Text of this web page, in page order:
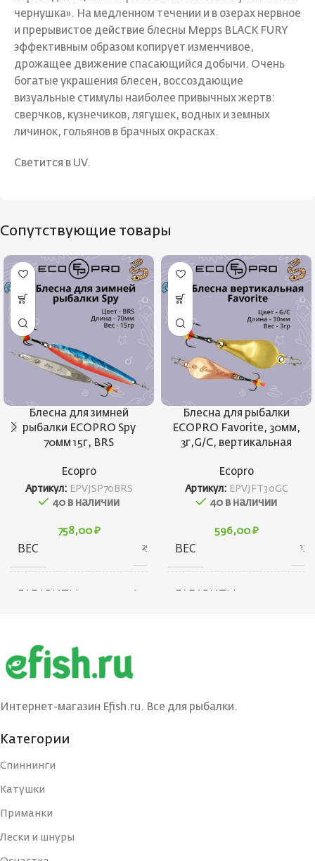
чернушка». На медленном течении и в озерах нервное
и прерывистое действие блесны Mepps BLACK FURY
эффективным образом копирует изменчивое,
дрожащее движение спасающийся добычи. Очень
богатые украшения блесен, воссоздающие
визуальные стимулы наиболее привычных жертв:
сверчков, кузнечиков, лягушек, водных и земных
личинок, гольянов в брачных окрасках.
Светится в UV.
Сопутствующие товары
Блесна для зимней
рыбалки ECOPRO Spy
70мм 15г, BRS
Ecopro
Артикул: EPVJSP70BRS
40 в наличии
758,00 ₽
ВЕС 25 г
ГАБАРИТЫ
Блесна для рыбалки
ECOPRO Favorite, 30мм,
3г,G/C, вертикальная
Ecopro
Артикул: EPVJFT30GC
40 в наличии
596,00 ₽
ВЕС 13 г
ГАБАРИТЫ
Интернет-магазин Efish.ru. Все для рыбалки.
Категории
Спиннинги
Катушки
Приманки
Лески и шнуры